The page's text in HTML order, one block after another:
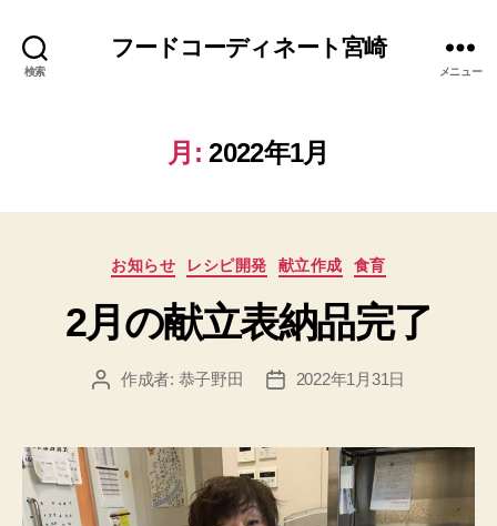
検索
フードコーディネート宮崎
メニュー
月: 2022年1月
カ
ゴ
リ
お知らせ レシピ開発 献立作成 食育
2月の献立表納品完了
投 作成者: 恭子野田
投
2022年1月31日